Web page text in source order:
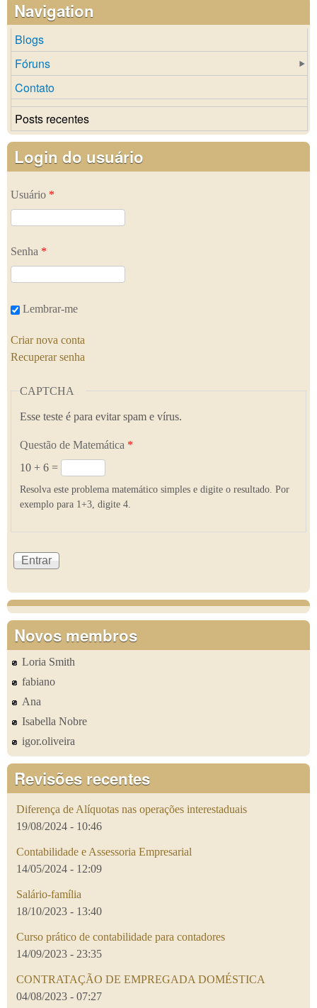
Navigation
Blogs
Fóruns
Contato
Posts recentes
Login do usuário
Usuário *
Senha *
Lembrar-me
Criar nova conta
Recuperar senha
CAPTCHA
Esse teste é para evitar spam e vírus.
Questão de Matemática *
10 + 6 =
Resolva este problema matemático simples e digite o resultado. Por
exemplo para 1+3, digite 4.
Novos membros
Loria Smith
fabiano
Ana
Isabella Nobre
igor.oliveira
Revisões recentes
Diferença de Alíquotas nas operações interestaduais
19/08/2024 - 10:46
Contabilidade e Assessoria Empresarial
14/05/2024 - 12:09
Salário-família
18/10/2023 - 13:40
Curso prático de contabilidade para contadores
14/09/2023 - 23:35
CONTRATAÇÃO DE EMPREGADA DOMÉSTICA
04/08/2023 - 07:27